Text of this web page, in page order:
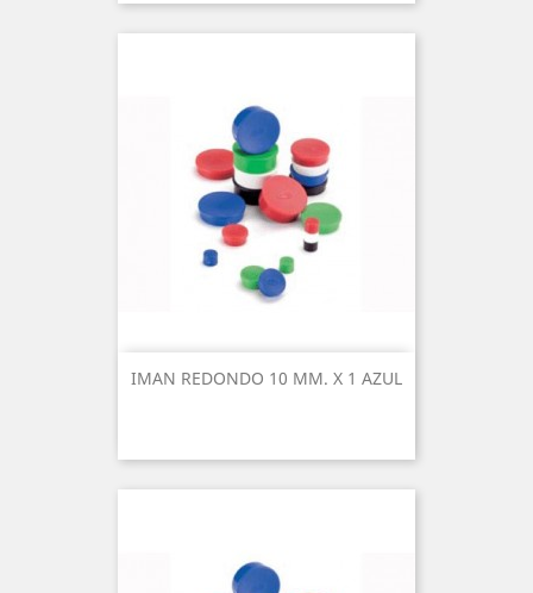
IMAN REDONDO 10 MM. X 1 AZUL